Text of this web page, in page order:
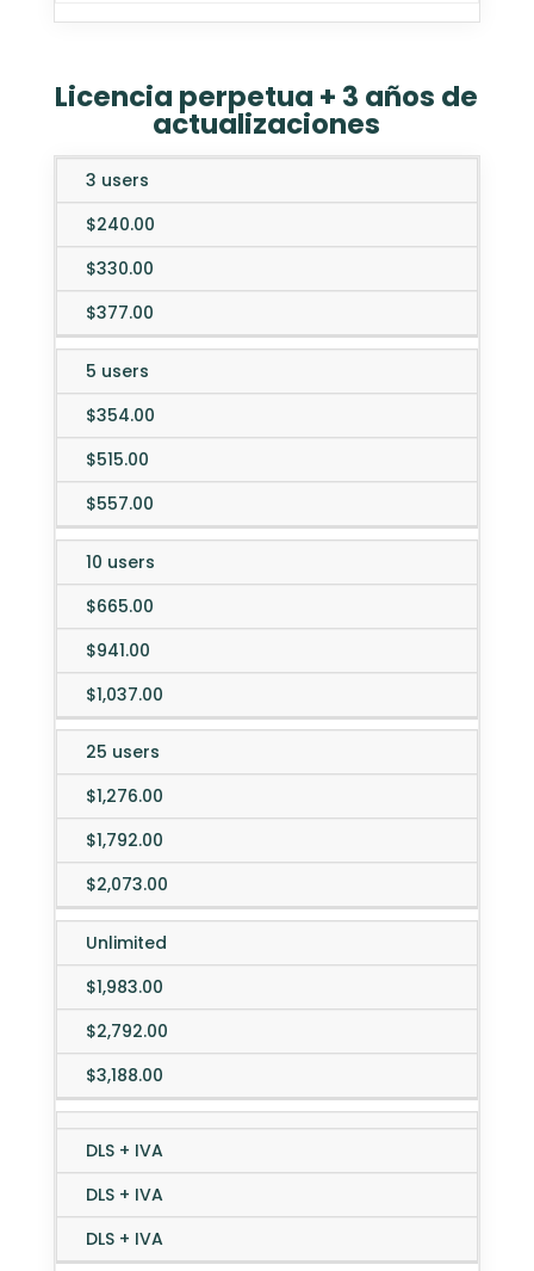
Licencia perpetua + 3 años de
actualizaciones
Mobile
3 users
$240.00
$330.00
$377.00
5 users
$354.00
$515.00
$557.00
10 users
$665.00
$941.00
$1,037.00
25 users
$1,276.00
$1,792.00
$2,073.00
Unlimited
$1,983.00
$2,792.00
$3,188.00
DLS + IVA
DLS + IVA
DLS + IVA